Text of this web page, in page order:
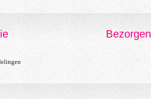
Bezorgen